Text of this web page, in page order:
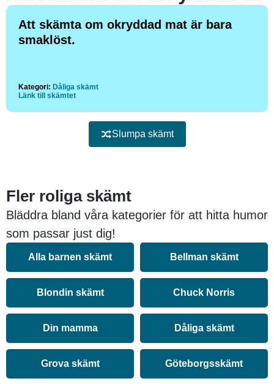
Att skämta om okryddad mat är bara
smaklöst.
Kategori: Dåliga skämt
Länk till skämtet
Slumpa skämt
Fler roliga skämt
Bläddra bland våra kategorier för att hitta humor
som passar just dig!
Alla barnen skämt Bellman skämt
Blondin skämt Chuck Norris
Din mamma Dåliga skämt
Grova skämt Göteborgsskämt